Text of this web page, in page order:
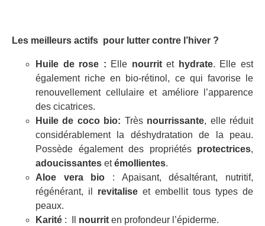
Les meilleurs actifs pour lutter contre l’hiver ?
Huile de rose : Elle nourritet hydrate. Elle est
également riche en bio-rétinol, ce qui favorise le
renouvellement cellulaire et améliore l’apparence
des cicatrices.
Huile de coco bio: Très nourrissante, elle réduit
considérablement la déshydratation de la peau.
Possède également des propriétés protectrices,
adoucissantes etémollientes.
Aloe vera bio : Apaisant, désaltérant, nutritif,
régénérant, il revitalise et embellit tous types de
peaux.
Karité : Il nourrit en profondeur l’épiderme.